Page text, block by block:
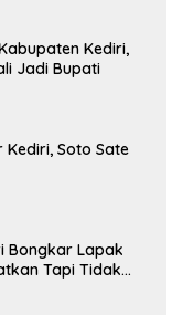
Kediri,
Jadi Bupati
Kediri, Soto Sate
Bongkar Lapak
Tapi Tidak